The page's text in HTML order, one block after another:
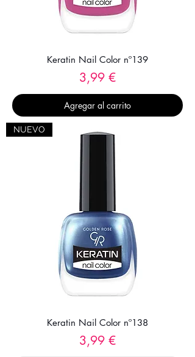
Keratin Nail Color nº139
Precio
3,99 €
Agregar al carrito
NUEVO
Keratin Nail Color nº138
Precio
3,99 €